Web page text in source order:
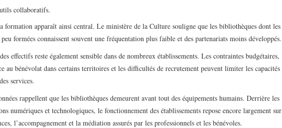
collaboratifs.
formation apparaît ainsi central. Le ministère de la Culture souligne que les bibliothèques dont les
formées connaissent souvent une fréquentation plus faible et des partenariats moins développés.
effectifs reste également sensible dans de nombreux établissements. Les contraintes budgétaires,
au bénévolat dans certains territoires et les difficultés de recrutement peuvent limiter les capacités
services.
rappellent que les bibliothèques demeurent avant tout des équipements humains. Derrière les
numériques et technologiques, le fonctionnement des établissements repose encore largement sur
l’accompagnement et la médiation assurés par les professionnels et les bénévoles.